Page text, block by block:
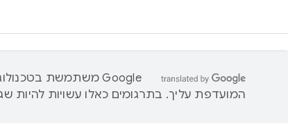
המועדפת עליך. בתרגומים כאלו עשויות להיות